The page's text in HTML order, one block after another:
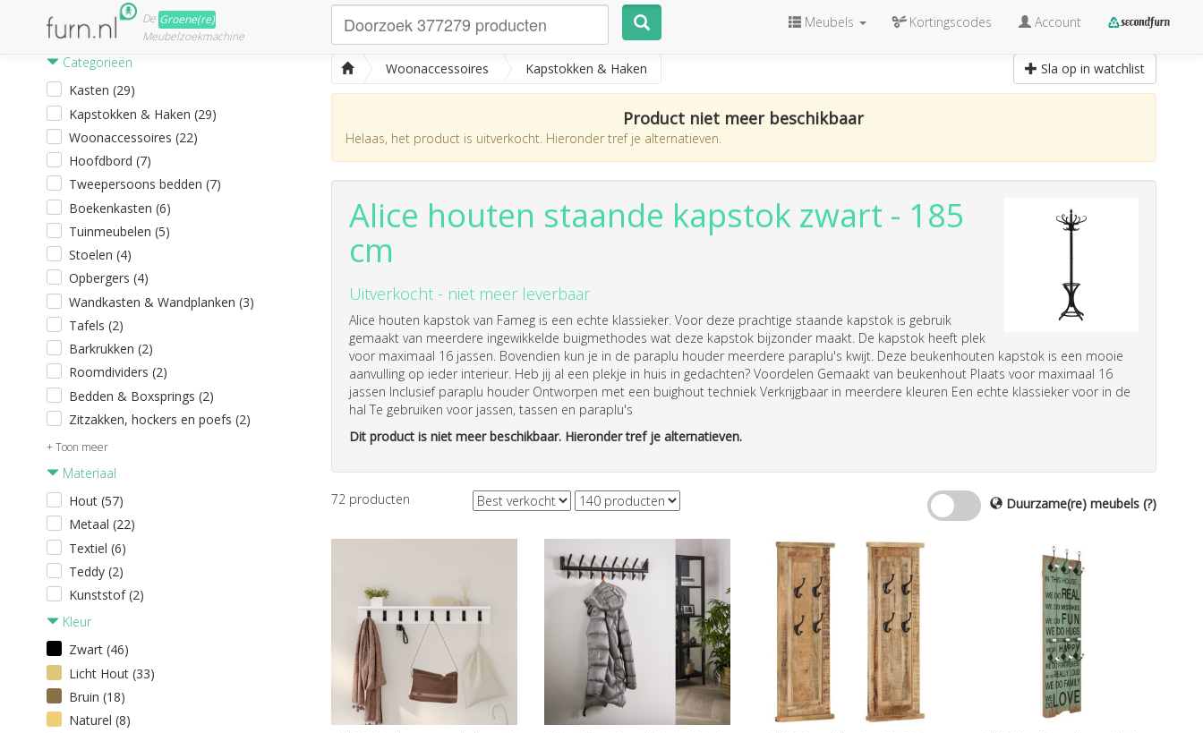
De Groene(re)
Meubelzoekmachine
Meubels Kortingscodes Account
Categorieën
Kasten (29)
Kapstokken & Haken (29)
Woonaccessoires (22)
Hoofdbord (7)
Tweepersoons bedden (7)
Boekenkasten (6)
Tuinmeubelen (5)
Stoelen (4)
Opbergers (4)
Wandkasten & Wandplanken (3)
Tafels (2)
Barkrukken (2)
Roomdividers (2)
Bedden & Boxsprings (2)
Zitzakken, hockers en poefs (2)
+ Toon meer
Materiaal
Hout (57)
Metaal (22)
Textiel (6)
Teddy (2)
Kunststof (2)
Kleur
Zwart (46)
Licht Hout (33)
Bruin (18)
Naturel (8)
Woonaccessoires Kapstokken & Haken Sla op in watchlist
Product niet meer beschikbaar
Helaas, het product is uitverkocht. Hieronder tref je alternatieven.
Alice houten staande kapstok zwart - 185
cm
Uitverkocht - niet meer leverbaar
Alice houten kapstok van Fameg is een echte klassieker. Voor deze prachtige staande kapstok is gebruik
gemaakt van meerdere ingewikkelde buigmethodes wat deze kapstok bijzonder maakt. De kapstok heeft plek
voor maximaal 16 jassen. Bovendien kun je in de paraplu houder meerdere paraplu's kwijt. Deze beukenhouten kapstok is een mooie
aanvulling op ieder interieur. Heb jij al een plekje in huis in gedachten? Voordelen Gemaakt van beukenhout Plaats voor maximaal 16
jassen Inclusief paraplu houder Ontworpen met een buighout techniek Verkrijgbaar in meerdere kleuren Een echte klassieker voor in de
hal Te gebruiken voor jassen, tassen en paraplu's
Dit product is niet meer beschikbaar. Hieronder tref je alternatieven.
72producten Duurzame(re) meubels (?)